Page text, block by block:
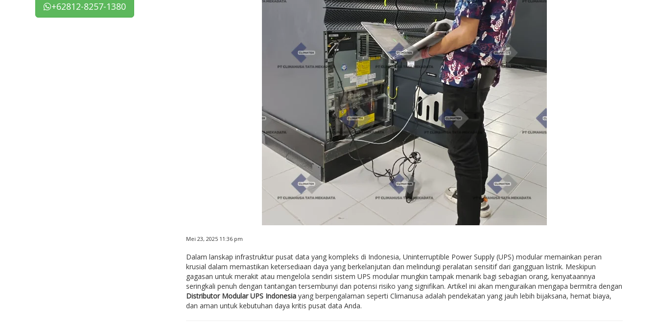
Mei 23, 2025 11:36 pm
Dalam lanskap infrastruktur pusat data yang kompleks di Indonesia, Uninterruptible Power Supply (UPS) modular memainkan peran
krusial dalam memastikan ketersediaan daya yang berkelanjutan dan melindungi peralatan sensitif dari gangguan listrik. Meskipun
gagasan untuk merakit atau mengelola sendiri sistem UPS modular mungkin tampak menarik bagi sebagian orang, kenyataannya
seringkali penuh dengan tantangan tersembunyi dan potensi risiko yang signifikan. Artikel ini akan menguraikan mengapa bermitra dengan
Distributor Modular UPS Indonesiayang berpengalaman seperti Climanusa adalah pendekatan yang jauh lebih bijaksana, hemat biaya,
dan aman untuk kebutuhan daya kritis pusat data Anda.
+62812-8257-1380